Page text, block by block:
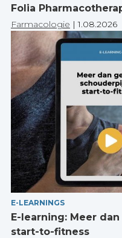
Folia
Farmacologie |1.08.2026
E-LEARNINGS
E-learning: Meer
start-to-fitness